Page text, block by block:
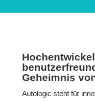
Geheimnis
Autologic steht für